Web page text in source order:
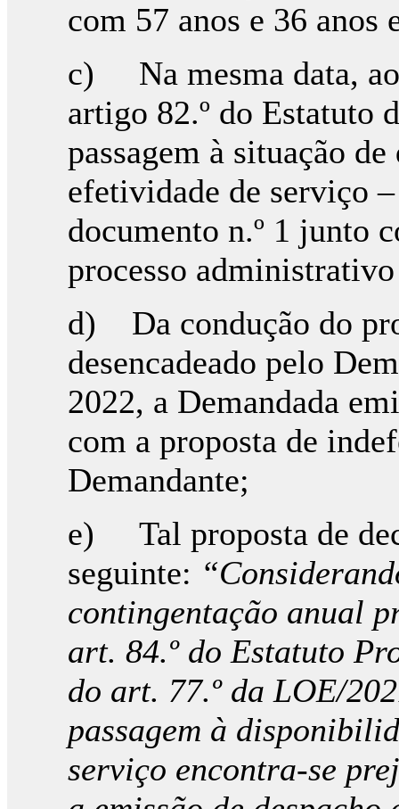
com 57 anos e 36 anos
c) Na mesma data, ao
artigo 82.º do Estatuto
passagem à situação
efetividade de serviço
documento n.º 1 junto
processo
d) Da condução do
desencadeado pelo
2022, a Demandada
com a proposta de
Demandante;
e) Tal proposta de
seguinte:
contingentação anual
art. 84.º do Estatuto
do art. 77.º da LOE/
passagem à
serviço encontra-se